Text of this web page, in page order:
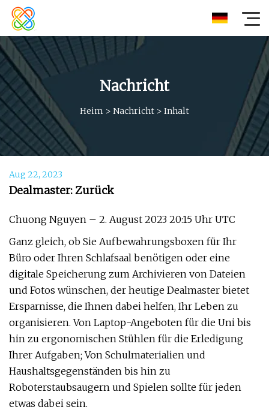
Nachricht
Heim > Nachricht > Inhalt
Aug 22, 2023
Dealmaster: Zurück
Chuong Nguyen – 2. August 2023 20:15 Uhr UTC
Ganz gleich, ob Sie Aufbewahrungsboxen für Ihr
Büro oder Ihren Schlafsaal benötigen oder eine
digitale Speicherung zum Archivieren von Dateien
und Fotos wünschen, der heutige Dealmaster bietet
Ersparnisse, die Ihnen dabei helfen, Ihr Leben zu
organisieren. Von Laptop-Angeboten für die Uni bis
hin zu ergonomischen Stühlen für die Erledigung
Ihrer Aufgaben; Von Schulmaterialien und
Haushaltsgegenständen bis hin zu
Roboterstaubsaugern und Spielen sollte für jeden
etwas dabei sein.